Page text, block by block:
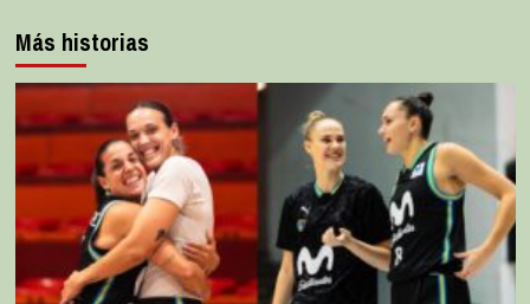
Más historias